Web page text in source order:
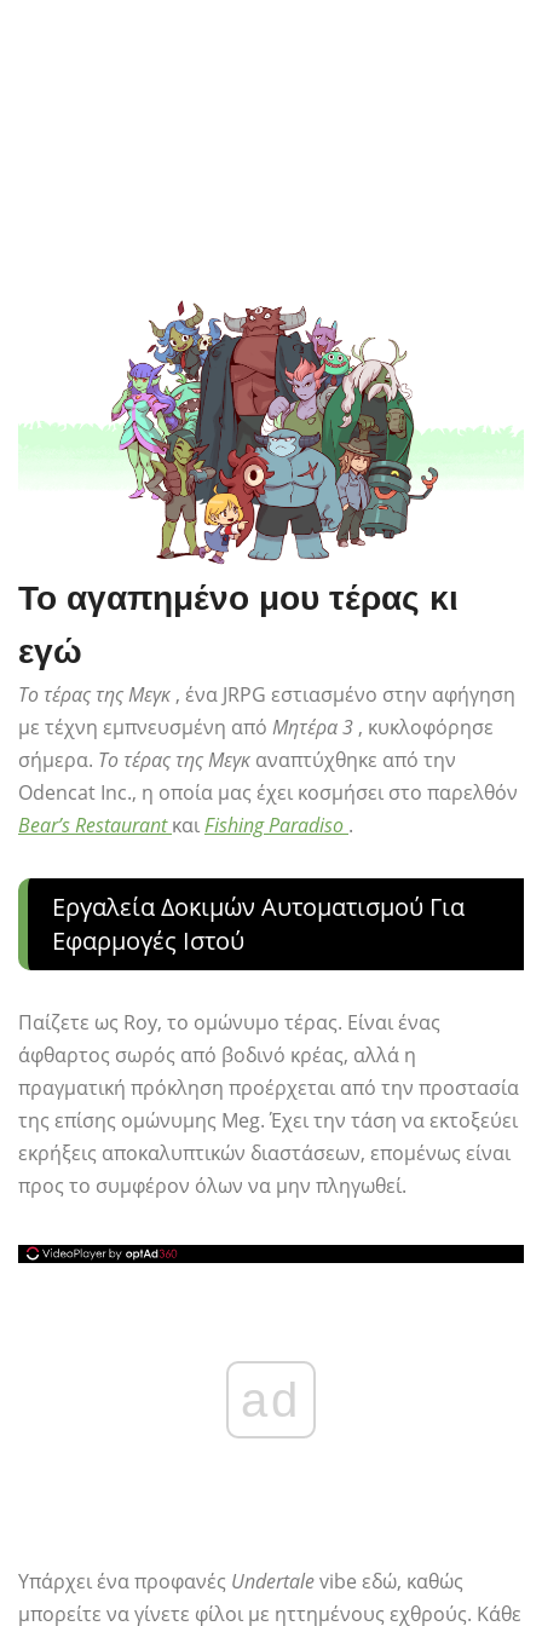
Το αγαπημένο μου τέρας κι
εγώ
Το τέρας της Μεγκ , ένα JRPG εστιασμένο στην αφήγηση
με τέχνη εμπνευσμένη από Μητέρα 3 , κυκλοφόρησε
σήμερα. Το τέρας της Μεγκ αναπτύχθηκε από την
Odencat Inc., η οποία μας έχει κοσμήσει στο παρελθόν
Bear’s Restaurant καιFishing Paradiso .
Εργαλεία Δοκιμών Αυτοματισμού Για
Εφαρμογές Ιστού
Παίζετε ως Roy, το ομώνυμο τέρας. Είναι ένας
άφθαρτος σωρός από βοδινό κρέας, αλλά η
πραγματική πρόκληση προέρχεται από την προστασία
της επίσης ομώνυμης Meg. Έχει την τάση να εκτοξεύει
εκρήξεις αποκαλυπτικών διαστάσεων, επομένως είναι
προς το συμφέρον όλων να μην πληγωθεί.
ad
Υπάρχει ένα προφανές Undertalevibe εδώ, καθώς
μπορείτε να γίνετε φίλοι με ηττημένους εχθρούς. Κάθε